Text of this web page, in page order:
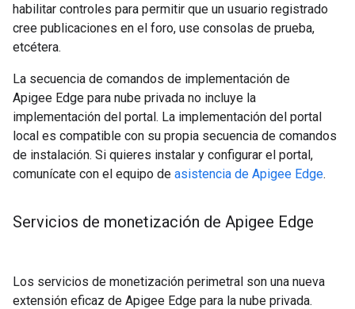
habilitar controles para permitir que un usuario registrado
cree publicaciones en el foro, use consolas de prueba,
etcétera.
La secuencia de comandos de implementación de
Apigee Edge para nube privada no incluye la
implementación del portal. La implementación del portal
local es compatible con su propia secuencia de comandos
de instalación. Si quieres instalar y configurar el portal,
comunícate con el equipo de asistencia de Apigee Edge.
Servicios de monetización de Apigee Edge
Los servicios de monetización perimetral son una nueva
extensión eficaz de Apigee Edge para la nube privada.